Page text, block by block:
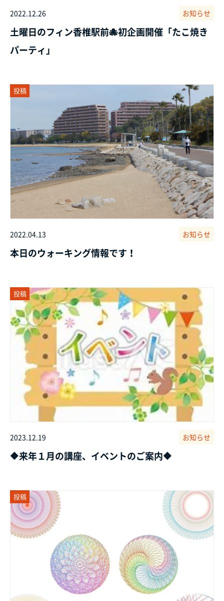
2022.12.26 お知らせ
土曜日のフィン香椎駅前🐙初企画開催「たこ焼き
パーティ」
投稿
2022.04.13 お知らせ
本日のウォーキング情報です！
投稿
2023.12.19 お知らせ
🔶来年１月の講座、イベントのご案内🔶
投稿